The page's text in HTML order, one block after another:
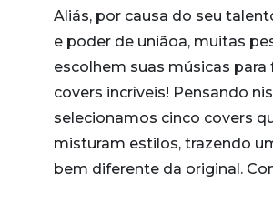
Aliás, por causa do seu
e poder de uniãoa, muitas
escolhem suas músicas para
covers incríveis! Pensando
selecionamos cinco covers
misturam estilos, trazendo
bem diferente da original.